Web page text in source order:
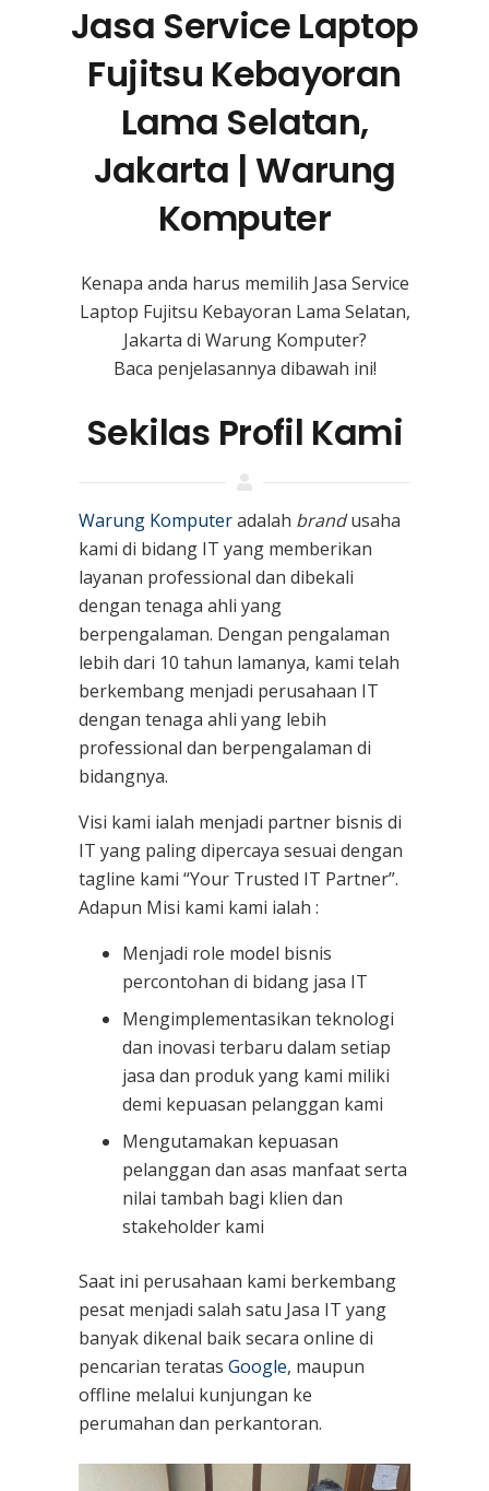
Jasa Service Laptop
Fujitsu Kebayoran
Lama Selatan,
Jakarta | Warung
Komputer
Kenapa anda harus memilih Jasa Service
Laptop Fujitsu Kebayoran Lama Selatan,
Jakarta di Warung Komputer?
Baca penjelasannya dibawah ini!
Sekilas Profil Kami
Warung Komputeradalah brandusaha
kami di bidang IT yang memberikan
layanan professional dan dibekali
dengan tenaga ahli yang
berpengalaman. Dengan pengalaman
lebih dari 10 tahun lamanya, kami telah
berkembang menjadi perusahaan IT
dengan tenaga ahli yang lebih
professional dan berpengalaman di
bidangnya.
Visi kami ialah menjadi partner bisnis di
IT yang paling dipercaya sesuai dengan
tagline kami “Your Trusted IT Partner”.
Adapun Misi kami kami ialah :
Menjadi role model bisnis
percontohan di bidang jasa IT
Mengimplementasikan teknologi
dan inovasi terbaru dalam setiap
jasa dan produk yang kami miliki
demi kepuasan pelanggan kami
Mengutamakan kepuasan
pelanggan dan asas manfaat serta
nilai tambah bagi klien dan
stakeholder kami
Saat ini perusahaan kami berkembang
pesat menjadi salah satu Jasa IT yang
banyak dikenal baik secara online di
pencarian teratas Google, maupun
offline melalui kunjungan ke
perumahan dan perkantoran.